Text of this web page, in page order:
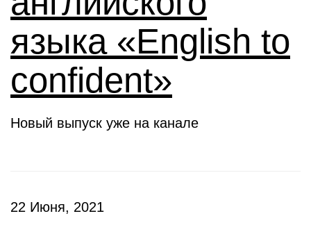
языка «English to
confident»
Новый выпуск уже на канале
22 Июня, 2021